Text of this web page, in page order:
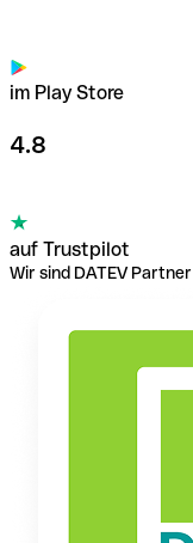
im Play Store
4.8
auf Trustpilot
Wir sind DATEV